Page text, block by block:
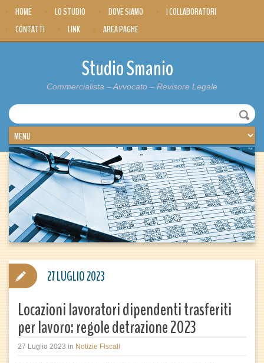
HOME LO STUDIO DOVE SIAMO
I COLLABORATORI
CONTATTI
LINK AREA PAGHE
Studio Smanio
Commercialista – Avvocato – Revisore Legale
Locazioni lavoratori dipendenti trasferiti
per lavoro: regole detrazione 2023
27 Luglio 2023 in Notizie Fiscali
27 LUGLIO 2023